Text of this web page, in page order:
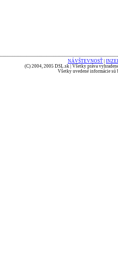
NÁVŠTEVNOSŤ
(C) 2004, 2005 DSL.sk | Všetky práva
Všetky uvedené informácie sú